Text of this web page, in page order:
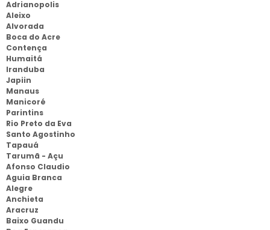
Adrianopolis
Aleixo
Alvorada
Boca do Acre
Contença
Humaitá
Iranduba
Japiin
Manaus
Manicoré
Parintins
Rio Preto da Eva
Santo Agostinho
Tapauá
Tarumã - Açu
Afonso Claudio
Aguia Branca
Alegre
Anchieta
Aracruz
Baixo Guandu